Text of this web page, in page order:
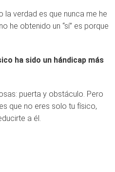
la verdad es que nunca me he
he obtenido un “sí” es porque
ha sido un hándicap más
puerta y obstáculo. Pero
que no eres solo tu físico,
a él.